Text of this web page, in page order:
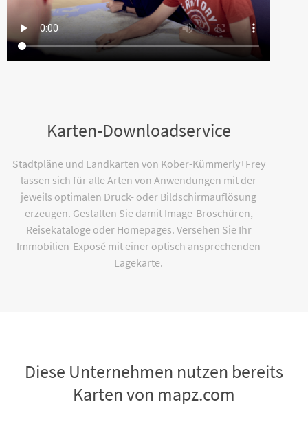
Karten-Downloadservice
Stadtpläne und Landkarten von Kober-Kümmerly+Frey
lassen sich für alle Arten von Anwendungen mit der
jeweils optimalen Druck- oder Bildschirmauflösung
erzeugen. Gestalten Sie damit Image-Broschüren,
Reisekataloge oder Homepages. Versehen Sie Ihr
Immobilien-Exposé mit einer optisch ansprechenden
Lagekarte.
Diese Unternehmen nutzen bereits
Karten von mapz.com